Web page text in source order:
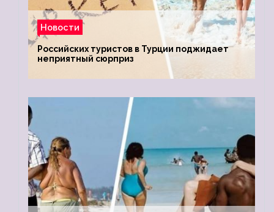
Новости
Российских туристов в Турции поджидает
неприятный сюрприз